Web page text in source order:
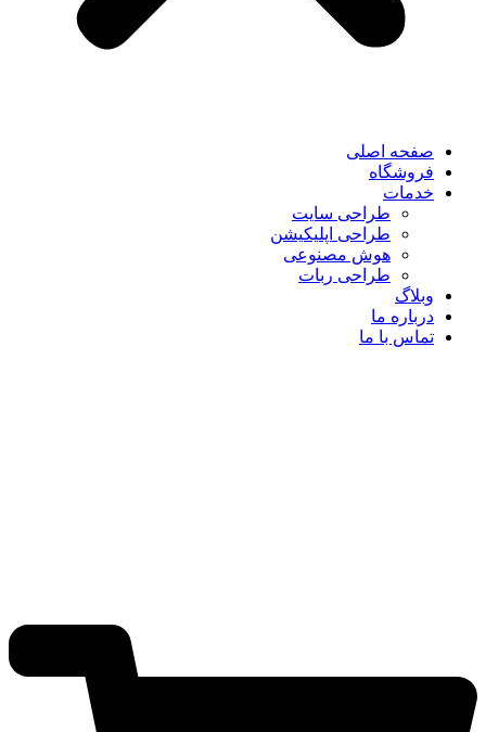
صفحه اصلی
فروشگاه
خدمات
طراحی سایت
طراحی اپلیکیشن
هوش مصنوعی
طراحی ربات
وبلاگ
درباره ما
تماس با ما